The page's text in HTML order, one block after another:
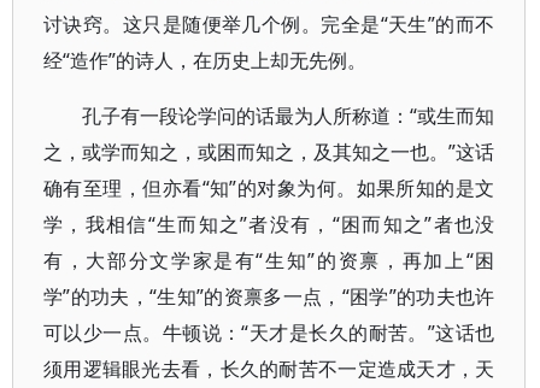
讨诀窍。这只是随便举几个例。完全是“天生”的而不
经“造作”的诗人，在历史上却无先例。
孔子有一段论学问的话最为人所称道：“或生而知
之，或学而知之，或困而知之，及其知之一也。”这话
确有至理，但亦看“知”的对象为何。如果所知的是文
学，我相信“生而知之”者没有，“困而知之”者也没
有，大部分文学家是有“生知”的资禀，再加上“困
学”的功夫，“生知”的资禀多一点，“困学”的功夫也许
可以少一点。牛顿说：“天才是长久的耐苦。”这话也
须用逻辑眼光去看，长久的耐苦不一定造成天才，天